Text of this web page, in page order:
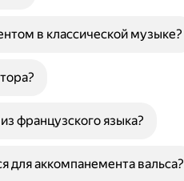
в классической музыке?
французского языка?
для аккомпанемента вальса?